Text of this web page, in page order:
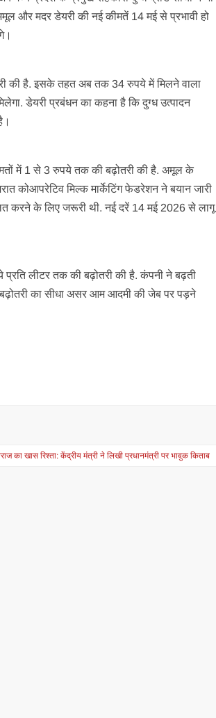
और मदर डेयरी की नई कीमतें 14 मई से प्रभावी हो
की है. इसके तहत अब तक 34 रुपये में मिलने वाला
डेयरी प्रबंधन का कहना है कि दुग्ध उत्पादन
में 1 से 3 रुपये तक की बढ़ोतरी की है. अमूल के
कोआपरेटिव मिल्क मार्केटिंग फेडरेशन ने बयान जारी
करने के लिए जरूरी थी. नई दरें 14 मई 2026 से लागू
लीटर तक की बढ़ोतरी की है. कंपनी ने बढ़ती
बढ़ोतरी का सीधा असर आम आदमी की जेब पर पड़ने
का खास रिश्ता: केंद्रीय मंत्री ने लिखी प्रधानमंत्री पर भावुक किताब